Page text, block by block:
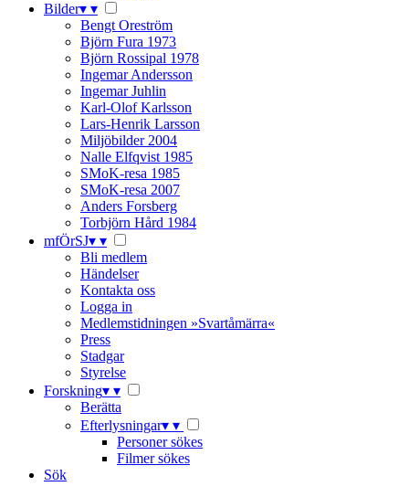
Bilder▾ ▾
Bengt Oreström
Björn Fura 1973
Björn Rossipal 1978
Ingemar Andersson
Ingemar Juhlin
Karl-Olof Karlsson
Lars-Henrik Larsson
Miljöbilder 2004
Nalle Elfqvist 1985
SMoK-resa 1985
SMoK-resa 2007
Anders Forsberg
Torbjörn Hård 1984
mfÖrSJ▾ ▾
Bli medlem
Händelser
Kontakta oss
Logga in
Medlemstidningen »Svartåmärra«
Press
Stadgar
Styrelse
Forskning▾ ▾
Berätta
Efterlysningar▾ ▾
Personer sökes
Filmer sökes
Sök